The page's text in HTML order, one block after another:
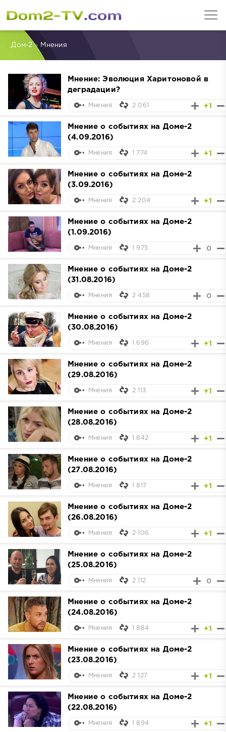
Дом-2» Мнения
Мнение: Эволюция Харитоновой в
деградации?
+1
Мнения 2 061
Мнение о событиях на Доме-2
(4.09.2016)
+1
Мнения 1 774
Мнение о событиях на Доме-2
(3.09.2016)
+1
Мнения 2 204
Мнение о событиях на Доме-2
(1.09.2016)
0
Мнения 1 975
Мнение о событиях на Доме-2
(31.08.2016)
0
Мнения 2 458
Мнение о событиях на Доме-2
(30.08.2016)
+1
Мнения 1 696
Мнение о событиях на Доме-2
(29.08.2016)
+1
Мнения 2 113
Мнение о событиях на Доме-2
(28.08.2016)
+1
Мнения 1 842
Мнение о событиях на Доме-2
(27.08.2016)
+1
Мнения 1 817
Мнение о событиях на Доме-2
(26.08.2016)
+1
Мнения 2 106
Мнение о событиях на Доме-2
(25.08.2016)
0
Мнения 2 112
Мнение о событиях на Доме-2
(24.08.2016)
+1
Мнения 1 884
Мнение о событиях на Доме-2
(23.08.2016)
+1
Мнения 2 127
Мнение о событиях на Доме-2
(22.08.2016)
+1
Мнения 1 894